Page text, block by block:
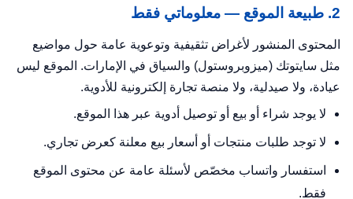
2. طبيعة الموقع — معلوماتي فقط
المحتوى المنشور لأغراض تثقيفية وتوعوية عامة حول مواضيع
مثل سايتوتك (ميزوبروستول) والسياق في الإمارات. الموقع ليس
عيادة، ولا صيدلية، ولا منصة تجارة إلكترونية للأدوية.
لا يوجد شراء أو بيع أو توصيل أدوية عبر هذا الموقع.
لا توجد طلبات منتجات أو أسعار بيع معلنة كعرض تجاري.
استفسار واتساب مخصّص لأسئلة عامة عن محتوى الموقع
فقط.